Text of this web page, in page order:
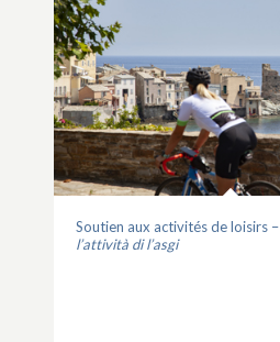
Soutien aux activités de loisirs –
l’attività di l’asgi